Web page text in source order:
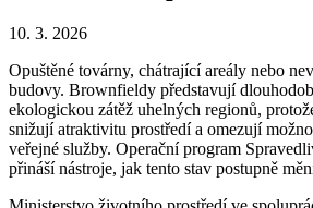
10. 3. 2026
Opuštěné továrny, chátrající areály nebo
budovy. Brownfieldy představují
ekologickou zátěž uhelných regionů,
snižují atraktivitu prostředí a omezují
veřejné služby. Operační program
přináší nástroje, jak tento stav postupně